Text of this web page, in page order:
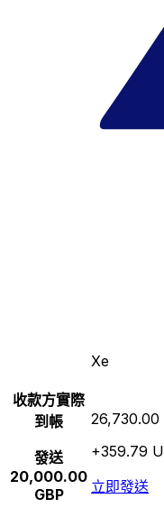
Xe
收款方實際
到帳
發送
20,000.00
GBP
26,730.00
+359.79
立即發送